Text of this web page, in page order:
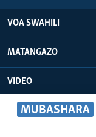
MUBASHARA
VOA SWAHILI
MATANGAZO
VIDEO
VOA AFRICA